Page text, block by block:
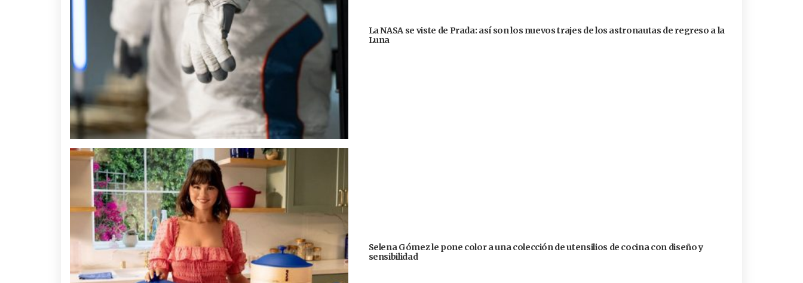
La NASA se viste de Prada: así son los nuevos trajes de los astronautas de regreso a la
Luna
Selena Gómez le pone color a una colección de utensilios de cocina con diseño y
sensibilidad